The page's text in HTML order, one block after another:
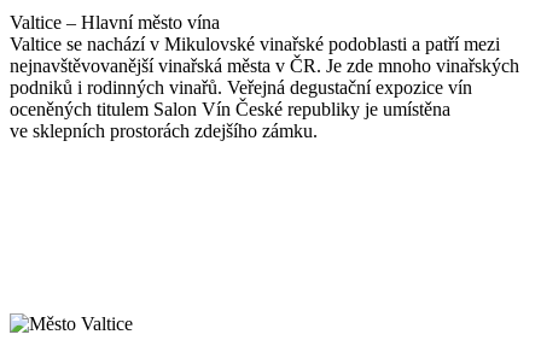
Valtice – Hlavní město vína
Valtice se nachází v Mikulovské vinařské podoblasti a patří mezi
nejnavštěvovanější vinařská města v ČR. Je zde mnoho vinařských
podniků i rodinných vinařů. Veřejná degustační expozice vín
oceněných titulem Salon Vín České republiky je umístěna
ve sklepních prostorách zdejšího zámku.